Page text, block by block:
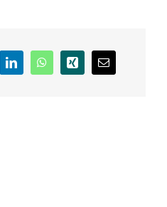
LinkedInWhatsApp
Xing
Correo
electrónico